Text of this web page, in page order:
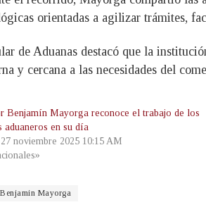
orientadas a agilizar trámites,
de Aduanas destacó que la
y cercana a las necesidades del
Benjamín Mayorga reconoce el trabajo de los
aduaneros en su día
noviembre 2025 10:15 AM
Benjamin Mayorga